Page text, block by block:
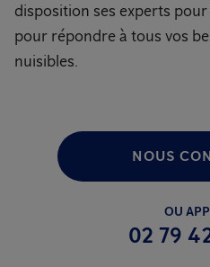
disposition ses experts
pour répondre à tous vos
nuisibles.
NOUS
OU
02 79